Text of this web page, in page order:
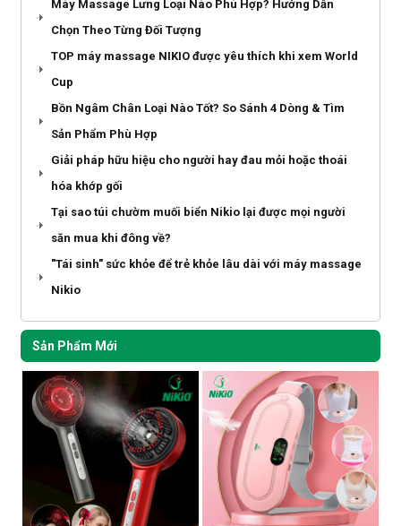
Máy Massage Lưng Loại Nào Phù Hợp? Hướng Dẫn
Chọn Theo Từng Đối Tượng
TOP máy massage NIKIO được yêu thích khi xem World
Cup
Bồn Ngâm Chân Loại Nào Tốt? So Sánh 4 Dòng & Tìm
Sản Phẩm Phù Hợp
Giải pháp hữu hiệu cho người hay đau mỏi hoặc thoái
hóa khớp gối
Tại sao túi chườm muối biển Nikio lại được mọi người
săn mua khi đông về?
"Tái sinh" sức khỏe để trẻ khỏe lâu dài với máy massage
Nikio
Sản Phẩm Mới